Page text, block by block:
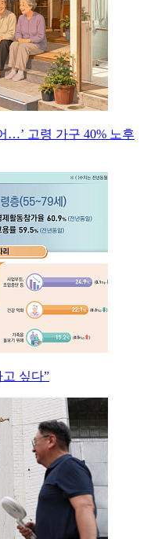
…’ 고령 가구 40% 노후
고 싶다”